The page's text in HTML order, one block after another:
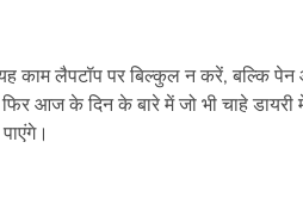
काम लैपटॉप पर बिल्कुल न करें, बल्कि
आज के दिन के बारे में जो भी चाहे